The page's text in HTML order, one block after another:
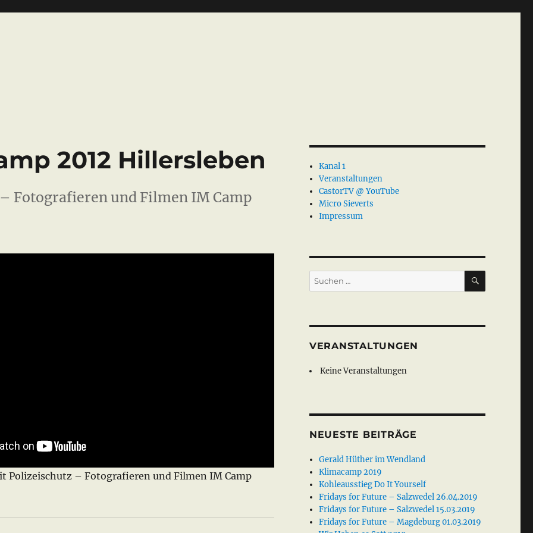
2012 Hillersleben
Fotografieren und Filmen IM Camp
Polizeischutz – Fotografieren und Filmen IM Camp
Kanal 1
Veranstaltungen
CastorTV @ YouTube
Micro Sieverts
Impressum
Suche
nach:
SUCHEN
VERANSTALTUNGEN
Keine Veranstaltungen
NEUESTE BEITRÄGE
Gerald Hüther im Wendland
Klimacamp 2019
Kohleausstieg Do It Yourself
Fridays for Future – Salzwedel 26.04.2019
Fridays for Future – Salzwedel 15.03.2019
Fridays for Future – Magdeburg 01.03.2019